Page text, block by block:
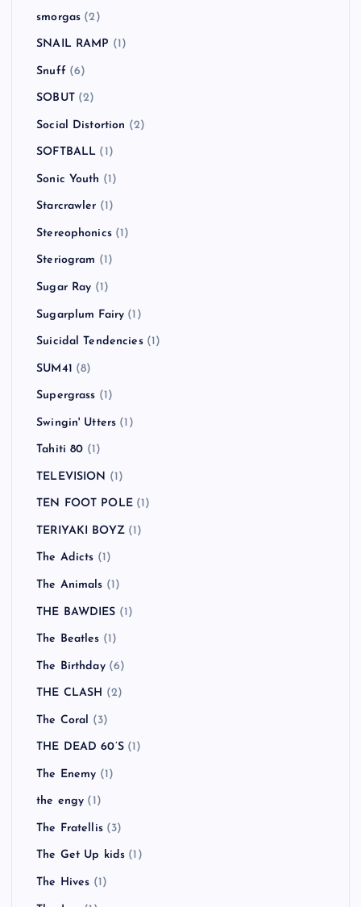
smorgas (2)
SNAIL RAMP (1)
Snuff (6)
SOBUT(2)
Social Distortion (2)
SOFTBALL (1)
Sonic Youth (1)
Starcrawler (1)
Stereophonics(1)
Steriogram (1)
Sugar Ray (1)
Sugarplum Fairy (1)
Suicidal Tendencies(1)
SUM41 (8)
Supergrass (1)
Swingin' Utters (1)
Tahiti 80 (1)
TELEVISION (1)
TEN FOOT POLE(1)
TERIYAKI BOYZ(1)
The Adicts (1)
The Animals (1)
THE BAWDIES (1)
The Beatles (1)
The Birthday(6)
THE CLASH (2)
The Coral (3)
THE DEAD 60’S(1)
The Enemy (1)
the engy (1)
The Fratellis(3)
The Get Up kids (1)
The Hives (1)